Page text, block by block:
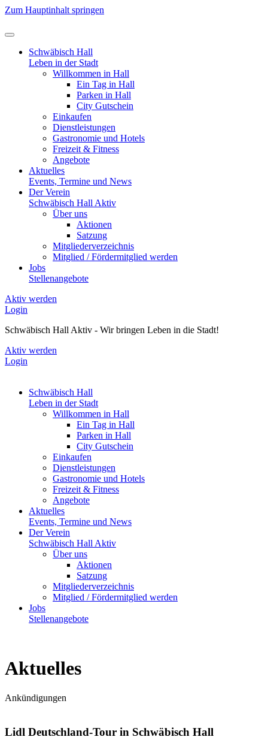
Zum Hauptinhalt springen
Schwäbisch Hall
Leben in der Stadt
Willkommen in Hall
Ein Tag in Hall
Parken in Hall
City Gutschein
Einkaufen
Dienstleistungen
Gastronomie und Hotels
Freizeit & Fitness
Angebote
Aktuelles
Events, Termine und News
Der Verein
Schwäbisch Hall Aktiv
Über uns
Aktionen
Satzung
Mitgliederverzeichnis
Mitglied / Fördermitglied werden
Jobs
Stellenangebote
Aktiv werden
Login
Schwäbisch Hall Aktiv - Wir bringen Leben in die Stadt!
Aktiv werden
Login
Schwäbisch Hall
Leben in der Stadt
Willkommen in Hall
Ein Tag in Hall
Parken in Hall
City Gutschein
Einkaufen
Dienstleistungen
Gastronomie und Hotels
Freizeit & Fitness
Angebote
Aktuelles
Events, Termine und News
Der Verein
Schwäbisch Hall Aktiv
Über uns
Aktionen
Satzung
Mitgliederverzeichnis
Mitglied / Fördermitglied werden
Jobs
Stellenangebote
Aktuelles
Ankündigungen
Lidl Deutschland-Tour in Schwäbisch Hall